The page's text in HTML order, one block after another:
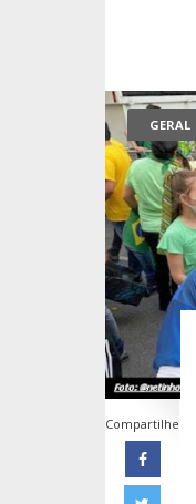
GERAL
Compartilhe